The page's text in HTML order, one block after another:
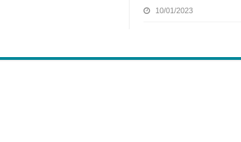
10/01/2023